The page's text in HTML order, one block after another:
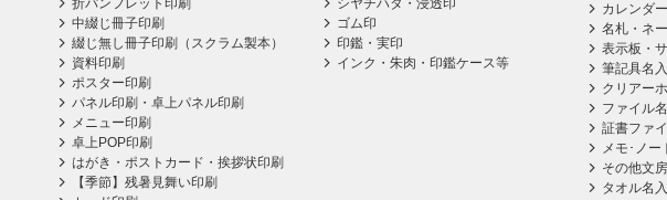
折パンフレット印刷
中綴じ冊子印刷
綴じ無し冊子印刷（スクラム製本）
資料印刷
ポスター印刷
パネル印刷・卓上パネル印刷
メニュー印刷
卓上POP印刷
はがき・ポストカード・挨拶状印刷
【季節】残暑見舞い印刷
シヤチハタ・浸透印
ゴム印
印鑑・実印
インク・朱肉・印鑑ケース等
カレンダ
名札・ネ
表示板・
筆記具名
クリアー
ファイル
証書ファ
メモ･ノー
その他文
タオル名